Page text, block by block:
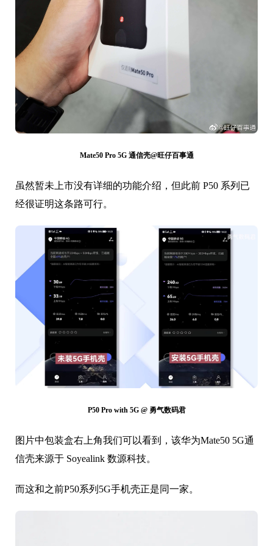
Mate50 Pro 5G 通信壳@旺仔百事通
虽然暂未上市没有详细的功能介绍，但此前 P50 系列已
经很证明这条路可行。
P50 Pro with 5G @ 勇气数码君
图片中包装盒右上角我们可以看到，该华为Mate50 5G通
信壳来源于 Soyealink 数源科技。
而这和之前P50系列5G手机壳正是同一家。